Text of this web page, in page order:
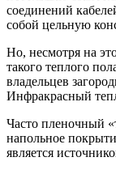
соединений
собой цельную
Но, несмотря на
такого теплого
владельцев
Инфракрасный
Часто пленочный
напольное
является